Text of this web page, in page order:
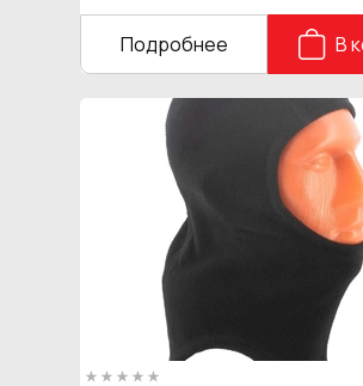
Подробнее В